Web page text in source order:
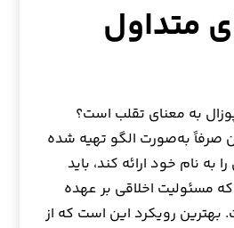
متداول
به معنای تقلب است؟
صرفاً به‌صورت الگو تهیه شده
به نام خود ارائه کند، باید
مسئولیت اخلاقی بر عهده
رویکرد این است که از